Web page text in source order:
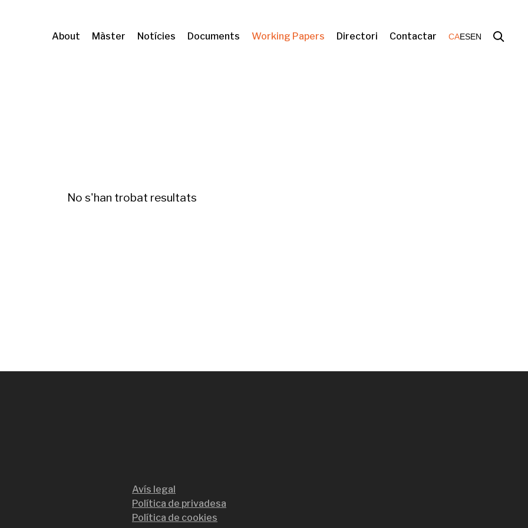
About Màster Notícies Documents Working Papers Directori Contactar CAESEN
No s'han trobat resultats
Avís legal
Política de privadesa
Política de cookies